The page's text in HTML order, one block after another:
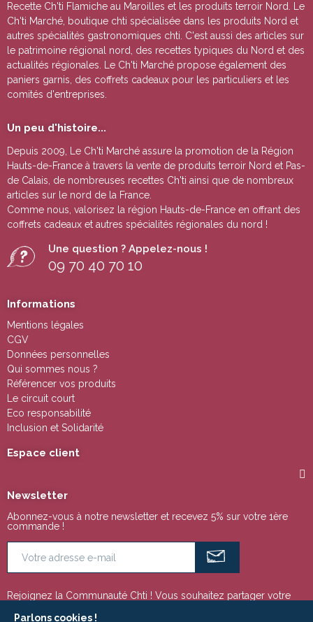
Parlons cookies !
Recette Ch'ti Flamiche au Maroilles et les produits terroir Nord. Le
Ch'ti Marché, boutique chti spécialisée dans les produits Nord et
autres spécialités gastronomiques chti. C'est aussi des articles sur
le patrimoine régional nord, des recettes typiques du Nord et des
actualités régionales. Le Ch'ti Marché propose également des
paniers garnis, des coffrets cadeaux pour les particuliers et les
comités d'entreprises.
Un peu d'histoire...
Depuis 2009, Le Ch'ti Marché assure la promotion de la Région
Hauts-de-France à travers la vente de produits terroir Nord et Pas-
de Calais, de nombreuses recettes Ch'ti ainsi que de nombreux
articles sur le nord de la France.
Comme nous, valorisez la région Hauts-de-France en offrant des
coffrets cadeaux et autres spécialités régionales du nord !
Une question ? Appelez-nous !
09 70 40 70 10
Informations
Mentions légales
CGV
Données personnelles
Qui sommes nous ?
Référencer vos produits
Le circuit court
Eco responsabilité
Inclusion et Solidarité
Espace client
Newsletter
Abonnez-vous à notre newsletter et recevez 5% sur votre 1ère
commande !
Rejoignez la Communauté Chti ! Vous souhaitez partager votre
suivre notre actualité ? Ces espaces sont faits pour vous !